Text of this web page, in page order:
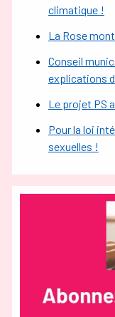
climatique !
La Rose
Conseil
explications
Le projet PS
Pour la loi
sexuelles !